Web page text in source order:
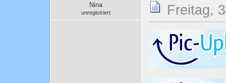
Nina
unregistriert Freitag,